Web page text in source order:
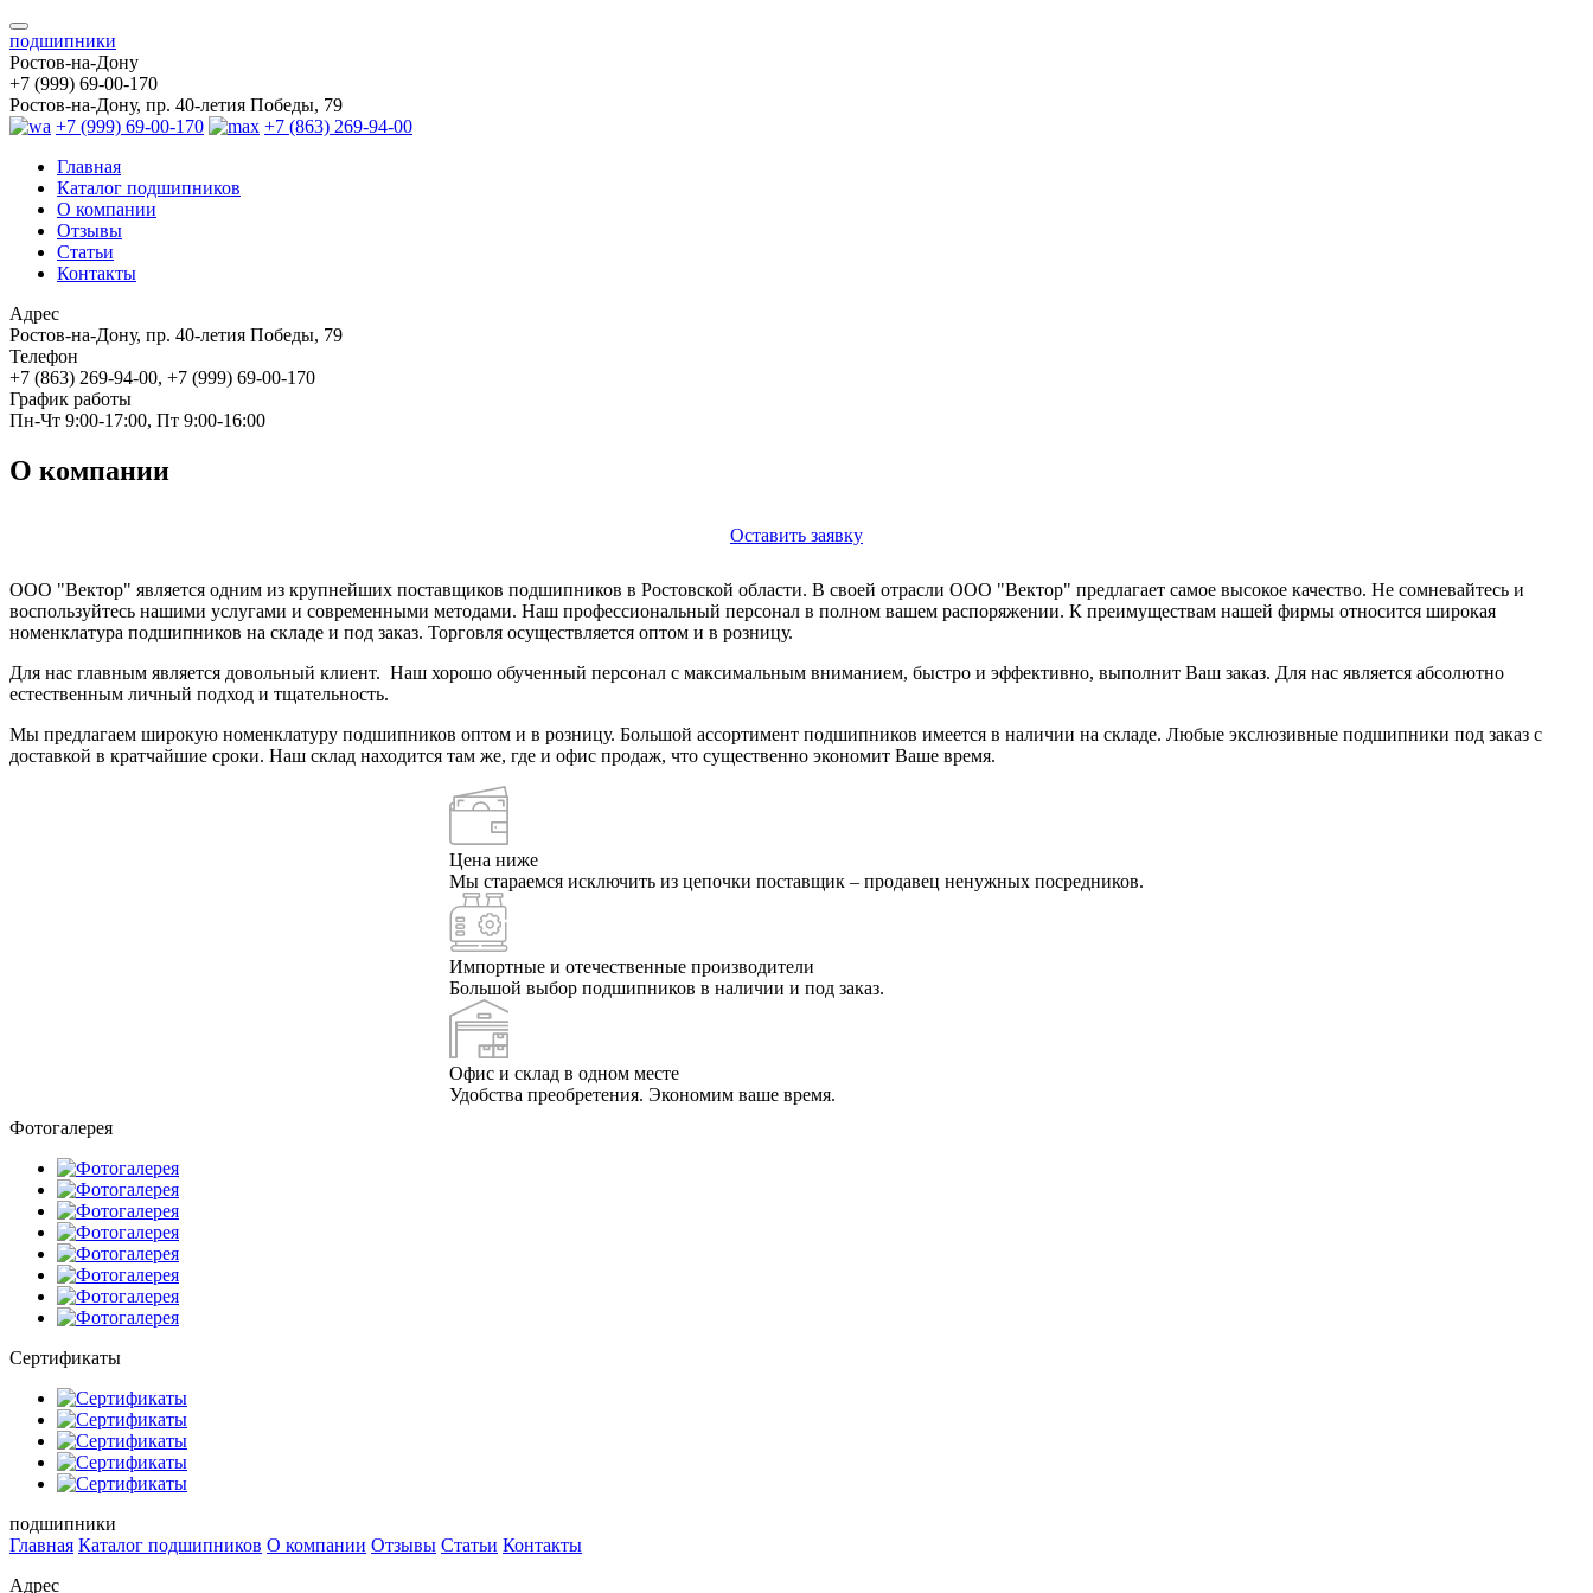
подшипники
Ростов-на-Дону
+7 (999) 69-00-170
Ростов-на-Дону, пр. 40-летия Победы, 79
+7 (999) 69-00-170
+7 (863) 269-94-00
Главная
Каталог подшипников
О компании
Отзывы
Статьи
Контакты
Адрес
Ростов-на-Дону, пр. 40-летия Победы, 79
Телефон
+7 (863) 269-94-00, +7 (999) 69-00-170
График работы
Пн-Чт 9:00-17:00, Пт 9:00-16:00
О компании
Оставить заявку
ООО "Вектор" является одним из крупнейших поставщиков подшипников в Ростовской области. В своей отрасли ООО "Вектор" предлагает самое высокое качество. Не сомневайтесь и
воспользуйтесь нашими услугами и современными методами. Наш профессиональный персонал в полном вашем распоряжении. К преимуществам нашей фирмы относится широкая
номенклатура подшипников на складе и под заказ. Торговля осуществляется оптом и в розницу.
Для нас главным является довольный клиент. Наш хорошо обученный персонал с максимальным вниманием, быстро и эффективно, выполнит Ваш заказ. Для нас является абсолютно
естественным личный подход и тщательность.
Мы предлагаем широкую номенклатуру подшипников оптом и в розницу. Большой ассортимент подшипников имеется в наличии на складе. Любые экслюзивные подшипники под заказ с
доставкой в кратчайшие сроки. Наш склад находится там же, где и офис продаж, что существенно экономит Ваше время.
Цена ниже
Мы стараемся исключить из цепочки поставщик – продавец ненужных посредников.
Импортные и отечественные производители
Большой выбор подшипников в наличии и под заказ.
Офис и склад в одном месте
Удобства преобретения. Экономим ваше время.
Фотогалерея
Сертификаты
подшипники
Главная Каталог подшипников О компании Отзывы Статьи Контакты
Адрес